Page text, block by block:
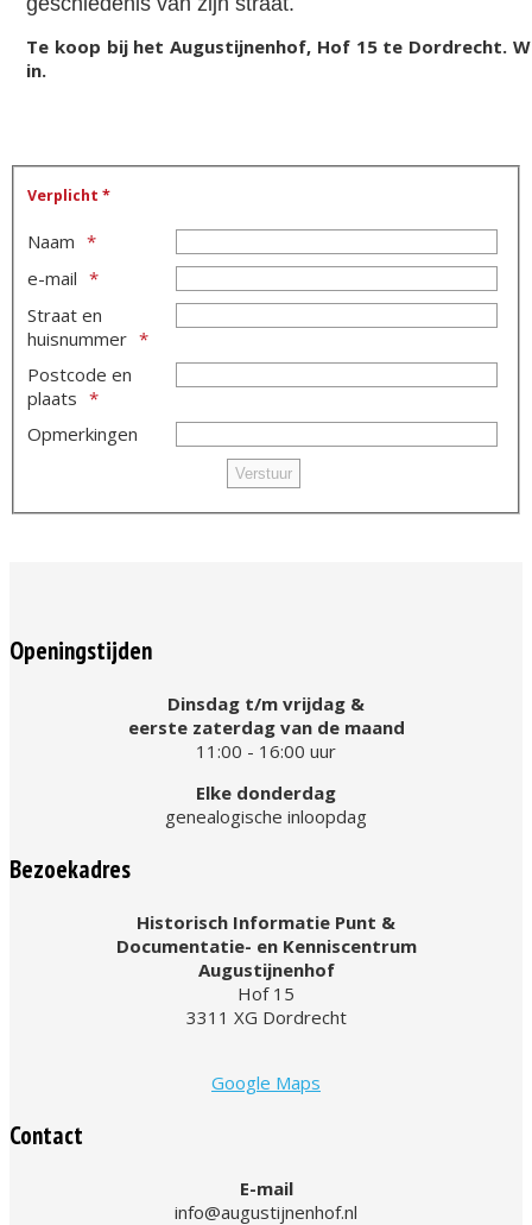
Te koop bij het Augustijnenhof, Hof 15 te Dordrecht.
in.
Verplicht *
Naam
e-mail
Straat en
huisnummer
Postcode en
plaats
Opmerkingen
Openingstijden
Dinsdag t/m vrijdag &
eerste zaterdag van de maand
11:00 - 16:00 uur
Elke donderdag
genealogische inloopdag
Bezoekadres
Historisch Informatie Punt &
Documentatie- en Kenniscentrum
Augustijnenhof
Hof 15
3311 XG Dordrecht
Google Maps
Contact
E-mail
info@augustijnenhof.nl